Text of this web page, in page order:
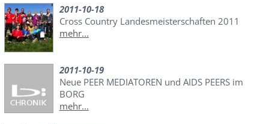
2011-10-18
Cross Country Landesmeisterschaften 2011
mehr...
2011-10-19
Neue PEER MEDIATOREN und AIDS PEERS im
BORG
mehr...